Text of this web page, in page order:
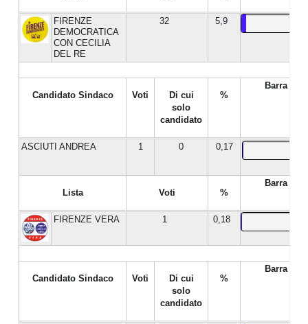
FIRENZE
DEMOCRATICA
CON CECILIA
DEL RE
32 5,9
Candidato Sindaco Voti
Di cui
solo
candidato
%
Barra %
ASCIUTI ANDREA 1 0 0,17
Lista Voti %
Barra %
FIRENZE VERA 1 0,18
Candidato Sindaco Voti
Di cui
solo
candidato
%
Barra %